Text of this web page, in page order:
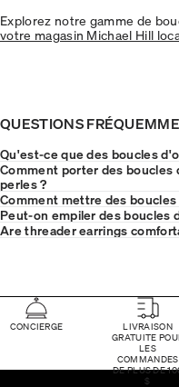
Explorez notre gamme de
votre magasin Michael Hill
QUESTIONS
Qu'est-ce que des boucles
Comment porter des boucles
perles ?
Comment mettre des
Peut-on empiler des boucles
Are threader earrings
CONCIERGE
LIVRAISON
GRATUITE
LES
COMMANDES
DE PLUS DE
$